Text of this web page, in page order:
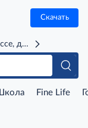
Скачать
д. 71Г (м. Речной
Fine Life